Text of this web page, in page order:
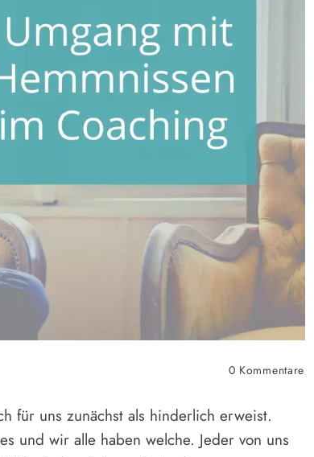
0 Kommentare
für uns zunächst als hinderlich erweist.
und wir alle haben welche. Jeder von uns